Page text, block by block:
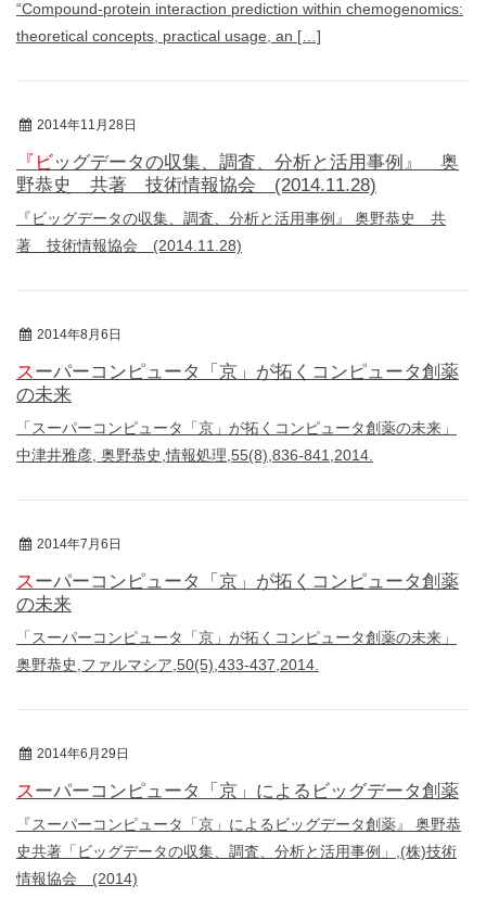
“Compound-protein interaction prediction within chemogenomics:
theoretical concepts, practical usage, an […]
2014年11月28日
『ビッグデータの収集、調査、分析と活用事例』 奥
野恭史 共著 技術情報協会 (2014.11.28)
『ビッグデータの収集、調査、分析と活用事例』 奥野恭史 共
著 技術情報協会 (2014.11.28)
2014年8月6日
スーパーコンピュータ「京」が拓くコンピュータ創薬
の未来
「スーパーコンピュータ「京」が拓くコンピュータ創薬の未来」
中津井雅彦, 奥野恭史,情報処理,55(8),836-841,2014.
2014年7月6日
スーパーコンピュータ「京」が拓くコンピュータ創薬
の未来
「スーパーコンピュータ「京」が拓くコンピュータ創薬の未来」
奥野恭史,ファルマシア,50(5),433-437,2014.
2014年6月29日
スーパーコンピュータ「京」によるビッグデータ創薬
『スーパーコンピュータ「京」によるビッグデータ創薬』 奥野恭
史共著「ビッグデータの収集、調査、分析と活用事例」,(株)技術
情報協会 (2014)